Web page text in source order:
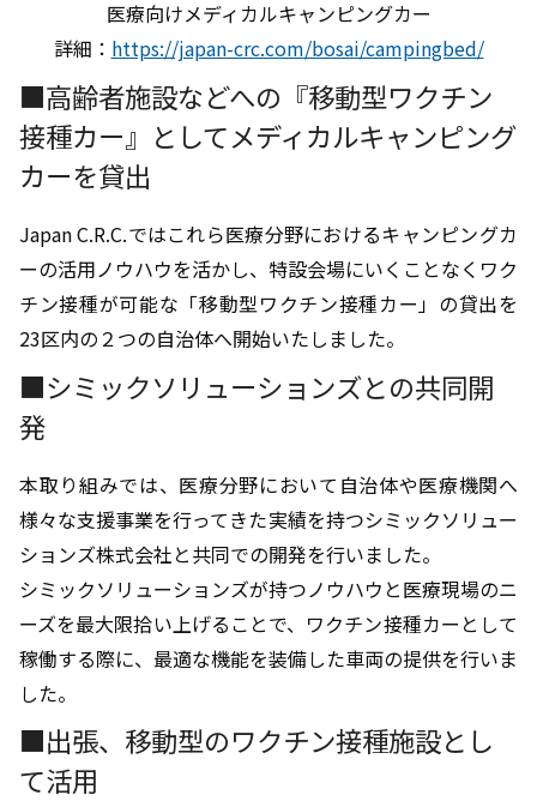
医療向けメディカルキャンピングカー
詳細： https://japan-crc.com/bosai/campingbed/
■高齢者施設などへの『移動型ワクチン
接種カー』としてメディカルキャンピング
カーを貸出
Japan C.R.C.ではこれら医療分野におけるキャンピングカ
ーの活用ノウハウを活かし、特設会場にいくことなくワク
チン接種が可能な「移動型ワクチン接種カー」の貸出を
23区内の２つの自治体へ開始いたしました。
■シミックソリューションズとの共同開
発
本取り組みでは、医療分野において自治体や医療機関へ
様々な支援事業を行ってきた実績を持つシミックソリュー
ションズ株式会社と共同での開発を行いました。
シミックソリューションズが持つノウハウと医療現場のニ
ーズを最大限拾い上げることで、ワクチン接種カーとして
稼働する際に、最適な機能を装備した車両の提供を行いま
した。
■出張、移動型のワクチン接種施設とし
て活用